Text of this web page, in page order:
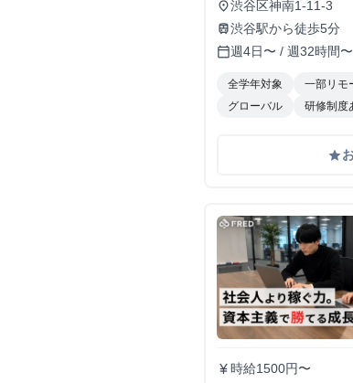
谷周辺に住んでいる or 住む予定の
place渋谷区神南1-11-3
train渋谷駅から徒歩5分
calendar_today週4日〜 / 週32時間〜
全学年対象 一部リモ
グローバル
研修制度
grade
currency_yen時給1500円〜